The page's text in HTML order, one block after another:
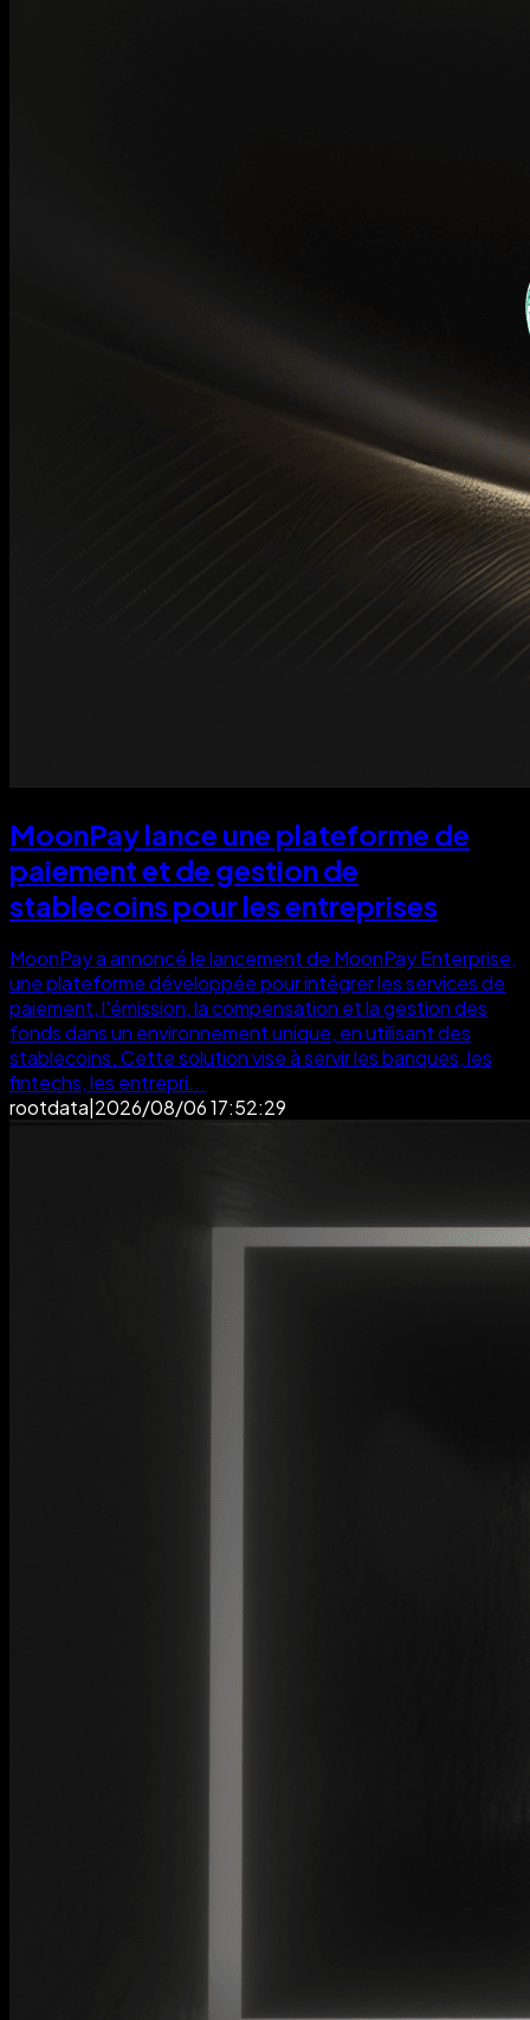
MoonPay lance une plateforme de
paiement et de gestion de
stablecoins pour les entreprises
MoonPay a annoncé le lancement de MoonPay Enterprise,
une plateforme développée pour intégrer les services de
paiement, l'émission, la compensation et la gestion des
fonds dans un environnement unique, en utilisant des
stablecoins. Cette solution vise à servir les banques, les
fintechs, les entrepri...
rootdata 2026/08/06 17:52:29